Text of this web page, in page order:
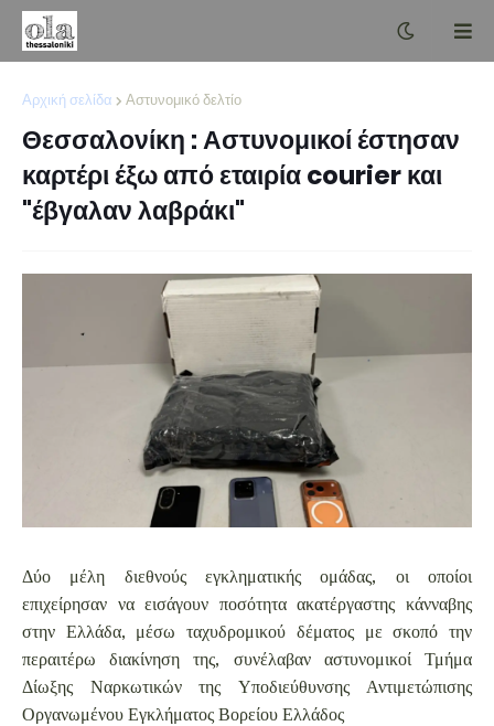
Αρχική σελίδα Αστυνομικό δελτίο
Θεσσαλονίκη : Αστυνομικοί έστησαν
καρτέρι έξω από εταιρία courier και
"έβγαλαν λαβράκι"
Δύο μέλη διεθνούς εγκληματικής ομάδας, οι οποίοι
επιχείρησαν να εισάγουν ποσότητα ακατέργαστης κάνναβης
στην Ελλάδα, μέσω ταχυδρομικού δέματος με σκοπό την
περαιτέρω διακίνηση της, συνέλαβαν αστυνομικοί Τμήμα
Δίωξης Ναρκωτικών της Υποδιεύθυνσης Αντιμετώπισης
Οργανωμένου Εγκλήματος Βορείου Ελλάδος